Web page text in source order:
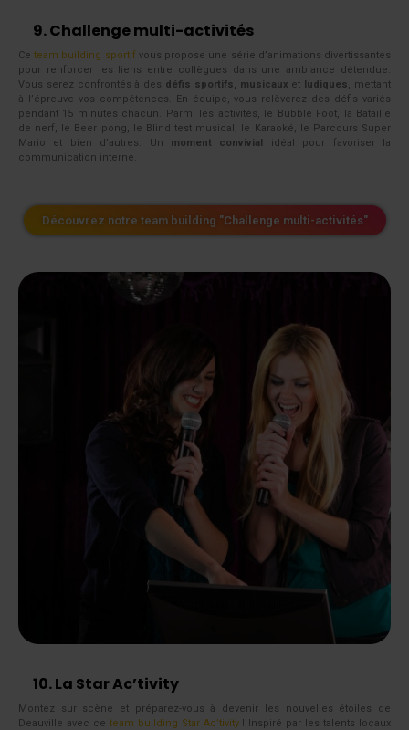
9. Challenge multi-activités
Ceteam building sportifvous propose une série d’animations divertissantes
pour renforcer les liens entre collègues dans une ambiance détendue.
Vous serez confrontés à des défis sportifs, musicaux et ludiques, mettant
à l’épreuve vos compétences. En équipe, vous relèverez des défis variés
pendant 15 minutes chacun. Parmi les activités, le Bubble Foot, la Bataille
de nerf, le Beer pong, le Blind test musical, le Karaoké, le Parcours Super
Mario et bien d’autres. Un moment convivial
idéal pour favoriser la
communication interne.
Découvrez notre team building "Challenge multi-activités"
10. La Star Ac’tivity
Montez sur scène et préparez-vous à devenir les nouvelles étoiles de
Deauville avec ce team building Star Ac’tivity! Inspiré par les talents locaux